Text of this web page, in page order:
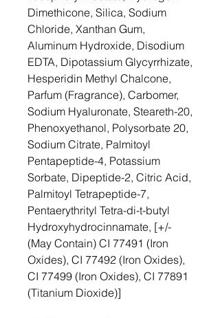
Dimethicone, Silica, Sodium
Chloride, Xanthan Gum,
Aluminum Hydroxide, Disodium
EDTA, Dipotassium Glycyrrhizate,
Hesperidin Methyl Chalcone,
Parfum (Fragrance), Carbomer,
Sodium Hyaluronate, Steareth-20,
Phenoxyethanol, Polysorbate 20,
Sodium Citrate, Palmitoyl
Pentapeptide-4, Potassium
Sorbate, Dipeptide-2, Citric Acid,
Palmitoyl Tetrapeptide-7,
Pentaerythrityl Tetra-di-t-butyl
Hydroxyhydrocinnamate, [+/-
(May Contain) CI 77491 (Iron
Oxides), CI 77492 (Iron Oxides),
CI 77499 (Iron Oxides), CI 77891
(Titanium Dioxide)]